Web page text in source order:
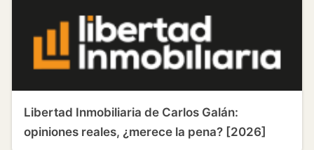
Libertad Inmobiliaria de Carlos Galán:
opiniones reales, ¿merece la pena? [2026]